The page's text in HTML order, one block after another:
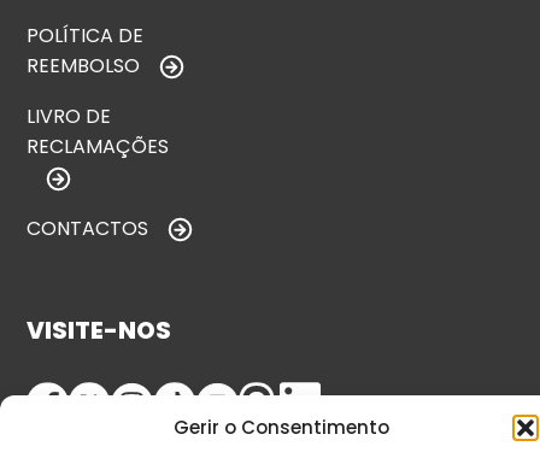
Gerir o Consentimento
POLÍTICA DE
REEMBOLSO
LIVRO DE
RECLAMAÇÕES
CONTACTOS
VISITE-NOS